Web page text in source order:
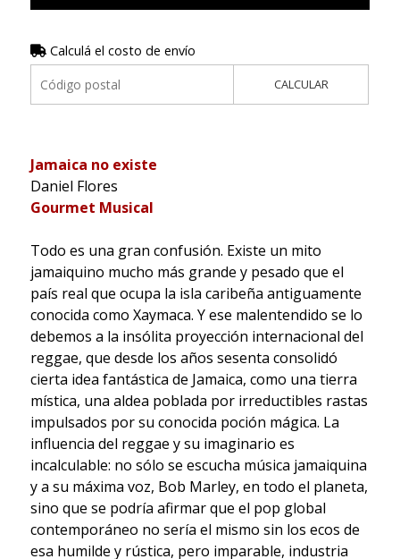
Calculá el costo de envío
CALCULAR
Jamaica no existe
Daniel Flores
Gourmet Musical
Todo es una gran confusión. Existe un mito
jamaiquino mucho más grande y pesado que el
país real que ocupa la isla caribeña antiguamente
conocida como Xaymaca. Y ese malentendido se lo
debemos a la insólita proyección internacional del
reggae, que desde los años sesenta consolidó
cierta idea fantástica de Jamaica, como una tierra
mística, una aldea poblada por irreductibles rastas
impulsados por su conocida poción mágica. La
influencia del reggae y su imaginario es
incalculable: no sólo se escucha música jamaiquina
y a su máxima voz, Bob Marley, en todo el planeta,
sino que se podría afirmar que el pop global
contemporáneo no sería el mismo sin los ecos de
esa humilde y rústica, pero imparable, industria